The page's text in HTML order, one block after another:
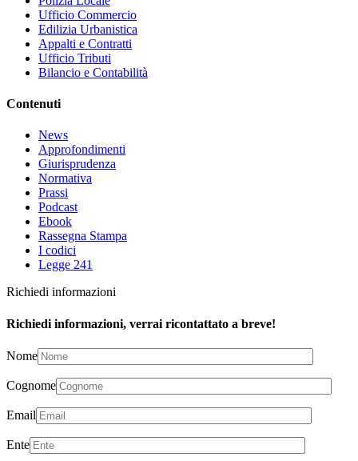
Ufficio Commercio
Edilizia Urbanistica
Appalti e Contratti
Ufficio Tributi
Bilancio e Contabilità
Contenuti
News
Approfondimenti
Giurisprudenza
Normativa
Prassi
Podcast
Ebook
Rassegna Stampa
I codici
Legge 241
Richiedi informazioni
Richiedi informazioni, verrai ricontattato a breve!
Nome
Cognome
Email
Ente